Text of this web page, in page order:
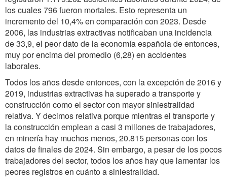
los cuales 796 fueron mortales. Esto representa un
incremento del 10,4% en comparación con 2023. Desde
2006, las industrias extractivas notificaban una incidencia
de 33,9, el peor dato de la economía española de entonces,
muy por encima del promedio (6,28) en accidentes
laborales.
Todos los años desde entonces, con la excepción de 2016 y
2019, industrias extractivas ha superado a transporte y
construcción como el sector con mayor siniestralidad
relativa. Y decimos relativa porque mientras el transporte y
la construcción emplean a casi 3 millones de trabajadores,
en minería hay muchos menos, 20.815 personas con los
datos de finales de 2024. Sin embargo, a pesar de los pocos
trabajadores del sector, todos los años hay que lamentar los
peores registros en cuánto a siniestralidad.